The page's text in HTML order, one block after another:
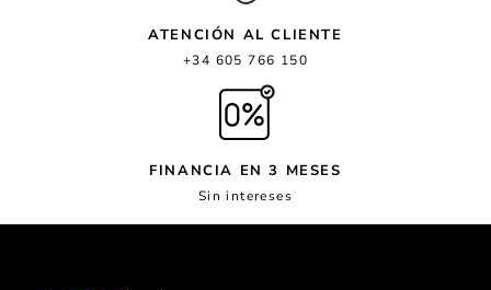
ATENCIÓN AL CLIENTE
+34 605 766 150
FINANCIA EN 3 MESES
Sin intereses